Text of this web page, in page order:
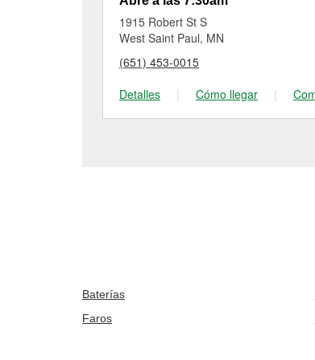
1915 Robert St S
West Saint Paul, MN
(651) 453-0015
Detalles
| Cómo llegar |
Baterías
Faros